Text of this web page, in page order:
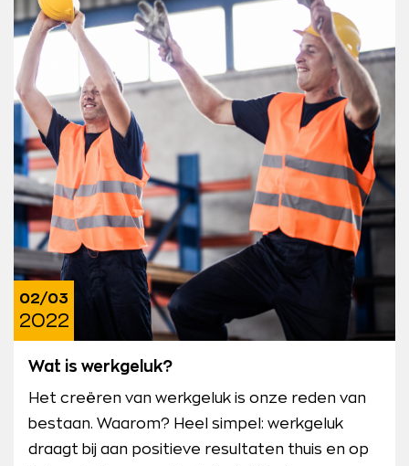
02/03
2022
Wat is werkgeluk?
Het creëren van werkgeluk is onze reden van
bestaan. Waarom? Heel simpel: werkgeluk
draagt bij aan positieve resultaten thuis en op